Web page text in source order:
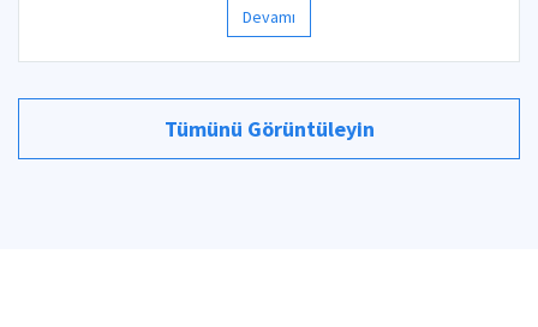
Devamı
Tümünü Görüntüleyin